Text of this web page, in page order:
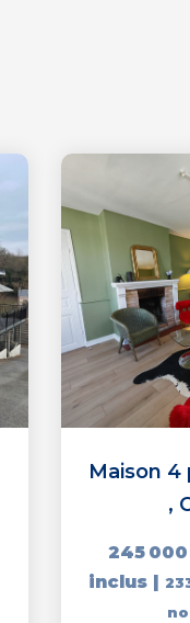
,
245
inclus |